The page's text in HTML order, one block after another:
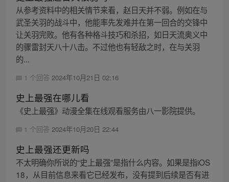
从参考资料中的相关情节来看，赵日天并不弱。例如在与
武圣关羽的战斗中，他能率先发难并在第一回合的交锋中
让关羽完败。他有各种格斗技巧和杀招，如日天流奥义中
的骤雷封天八十八击。不过他也有轻敌之时，在与关羽
的...
1 个回答 2024年10月21日 02:16
史上最强在哪儿看
《史上最强》动漫全集在线观看服务由八一影院提供。
1 个回答 2024年10月20日 22:44
史上最强还更新吗
不太明确你所说的“史上最强”是指什么内容。如果是指iOS
18，从目前信息来看它已经发布，没有提到后续是否有进